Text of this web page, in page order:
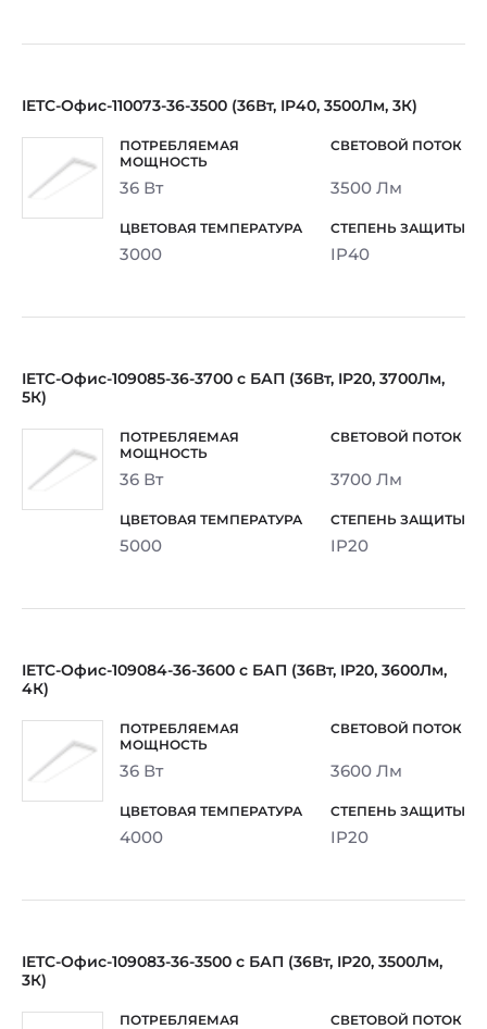
IETC-Офис-110073-36-3500 (36Вт, IP40, 3500Лм, 3К)
36 Вт 3500 Лм
3000 IP40
IETC-Офис-109085-36-3700 с БАП (36Вт, IP20, 3700Лм,
5К)
36 Вт 3700 Лм
5000 IP20
IETC-Офис-109084-36-3600 с БАП (36Вт, IP20, 3600Лм,
4К)
36 Вт 3600 Лм
4000 IP20
IETC-Офис-109083-36-3500 с БАП (36Вт, IP20, 3500Лм,
3К)